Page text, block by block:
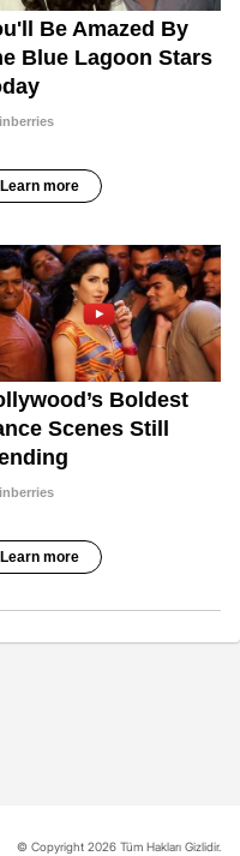
© Copyright 2026 Tüm Hakları Gizlidir.